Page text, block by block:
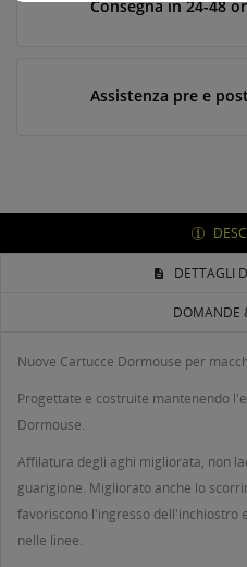
Consegna in 24-48
Assistenza pre e
DETTAGLI
DOMANDE
Nuove Cartucce Dormouse per
Progettate e costruite mantenendo
Dormouse.
Affilatura degli aghi migliorata, non
guarigione. Migliorato anche lo
favoriscono l'ingresso dell'inchiostro
nelle linee.